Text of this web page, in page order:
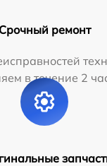
Срочный ремонт
в течение 2